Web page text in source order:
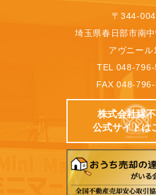
〒344-
埼玉県春日部市南
アヴニール
TEL 048-796-
FAX 048-
株式会社縁
公式サイトは